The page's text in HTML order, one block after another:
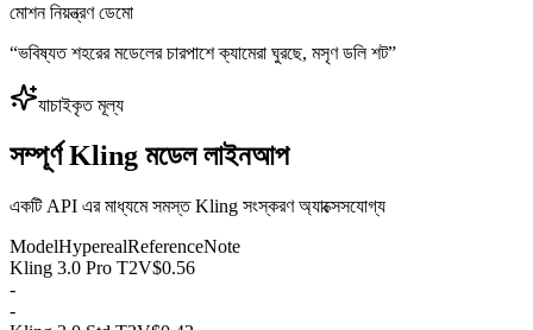
মোশন নিয়ন্ত্রণ ডেমো
“ভবিষ্যত শহরের মডেলের চারপাশে ক্যামেরা ঘুরছে, মসৃণ ডলি শট”
যাচাইকৃত মূল্য
সম্পূর্ণ Kling মডেল লাইনআপ
একটি API এর মাধ্যমে সমস্ত Kling সংস্করণ অ্যাক্সেসযোগ্য
ModelHyperealReferenceNote
Kling 3.0 Pro T2V$0.56
-
-